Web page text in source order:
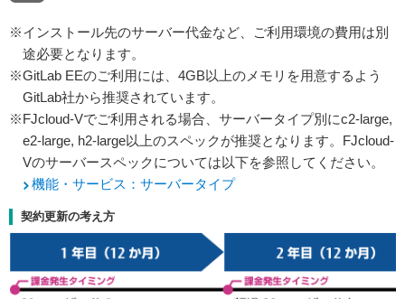
※インストール先のサーバー代金など、ご利用環境の費用は別
途必要となります。
※GitLab EEのご利用には、4GB以上のメモリを用意するよう
GitLab社から推奨されています。
※FJcloud-Vでご利用される場合、サーバータイプ別にc2-large,
e2-large, h2-large以上のスペックが推奨となります。FJcloud-
Vのサーバースペックについては以下を参照してください。
機能・サービス：サーバータイプ
契約更新の考え方